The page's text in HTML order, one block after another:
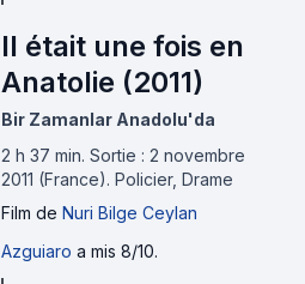
Il était une fois en
Anatolie (2011)
Bir Zamanlar Anadolu'da
2 h 37 min. Sortie : 2 novembre
2011 (France). Policier, Drame
Film de Nuri Bilge Ceylan
Azguiaro a mis 8/10.